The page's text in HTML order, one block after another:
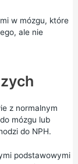
w mózgu, które
ale nie
z normalnym
mózgu lub
do NPH.
podstawowymi